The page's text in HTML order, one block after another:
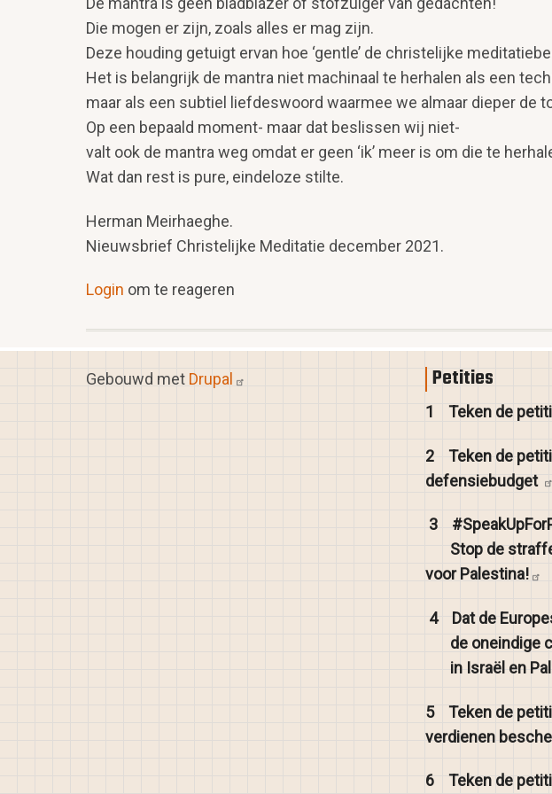
Die mogen er zijn, zoals alles er mag zijn.
Deze houding getuigt ervan hoe ‘gentle’ de christelijke
Het is belangrijk de mantra niet machinaal te herhalen als een
maar als een subtiel liefdeswoord waarmee we almaar dieper de
Op een bepaald moment- maar dat beslissen wij niet-
valt ook de mantra weg omdat er geen ‘ik’ meer is om die te
Wat dan rest is pure, eindeloze stilte.
Herman Meirhaeghe.
Nieuwsbrief Christelijke Meditatie december 2021.
Login om te reageren
Gebouwd met Drupal Petities
1Teken de
2Teken de
defensiebudget
3
Stop de
voorPalestina!
4 Dat de
de oneindige
in Israël en
5Teken de
verdienen
6Teken de